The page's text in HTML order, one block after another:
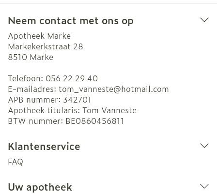
Neem contact met ons op
Apotheek Marke
Markekerkstraat 28
8510 Marke
Telefoon: 056 22 29 40
E-mailadres: tom_vanneste@hotmail.com
APB nummer: 342701
Apotheek titularis: Tom Vanneste
BTW nummer: BE0860456811
Klantenservice
FAQ
Uw apotheek